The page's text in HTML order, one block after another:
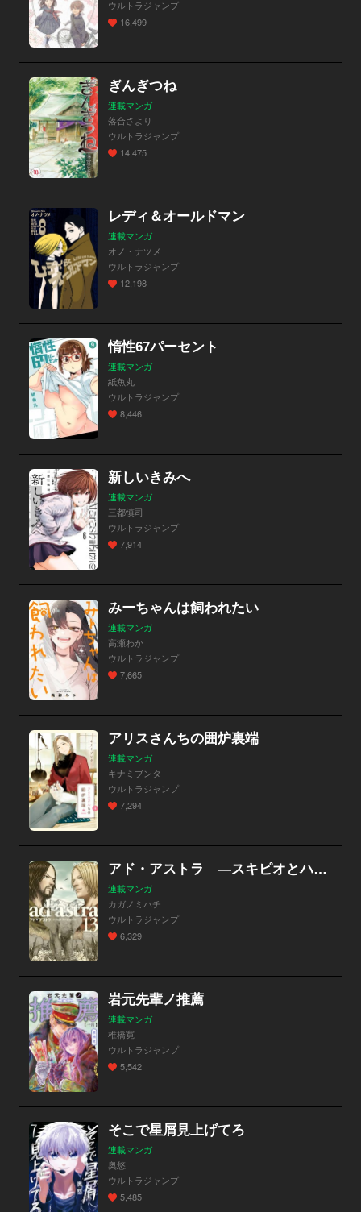
ウルトラジャンプ
16,499
ぎんぎつね
連載マンガ
落合さより
ウルトラジャンプ
14,475
レディ＆オールドマン
連載マンガ
オノ・ナツメ
ウルトラジャンプ
12,198
惰性67パーセント
連載マンガ
紙魚丸
ウルトラジャンプ
8,446
新しいきみへ
連載マンガ
三都慎司
ウルトラジャンプ
7,914
みーちゃんは飼われたい
連載マンガ
高瀬わか
ウルトラジャンプ
7,665
アリスさんちの囲炉裏端
連載マンガ
キナミブンタ
ウルトラジャンプ
7,294
アド・アストラ ―スキピオとハンニバル―
連載マンガ
カガノミハチ
ウルトラジャンプ
6,329
岩元先輩ノ推薦
連載マンガ
椎橋寛
ウルトラジャンプ
5,542
そこで星屑見上げてろ
連載マンガ
奥悠
ウルトラジャンプ
5,485